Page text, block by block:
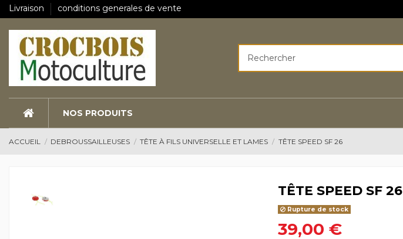
Livraison conditions generales de vente
NOS PRODUITS
ACCUEIL DEBROUSSAILLEUSES TÊTE À FILS UNIVERSELLE ET LAMES TÊTE SPEED SF 26
TÊTE SPEED SF 26
Rupture de stock
39,00 €